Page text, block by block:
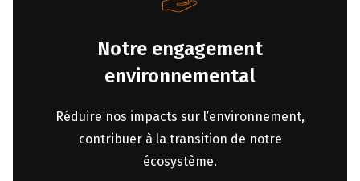
Notre engagement
environnemental
Réduire nos impacts sur l’environnement,
contribuer à la transition de notre
écosystème.